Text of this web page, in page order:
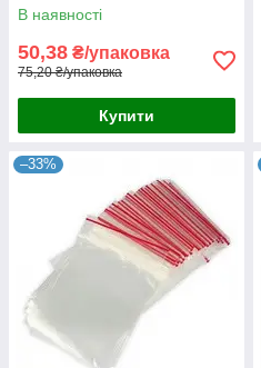
В наявності
50,38 ₴/упаковка
75,20 ₴/упаковка
Купити
–33%